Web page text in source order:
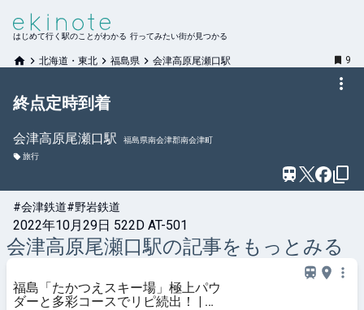
はじめて行く駅のことがわかる 行ってみたい街が見つかる
北海道・東北 福島県 会津高原尾瀬口駅 9
終点定時到着
会津高原尾瀬口駅
福島県南会津郡南会津町
旅行
#会津鉄道#野岩鉄道
2022年10月29日 522D AT-501
会津高原尾瀬口駅の記事をもっとみる
福島「たかつえスキー場」極上パウ
ダーと多彩コースでリピ続出！ | 福